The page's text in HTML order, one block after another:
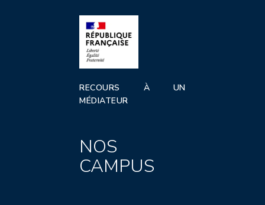
RECOURS À UN
MÉDIATEUR
NOS
CAMPUS